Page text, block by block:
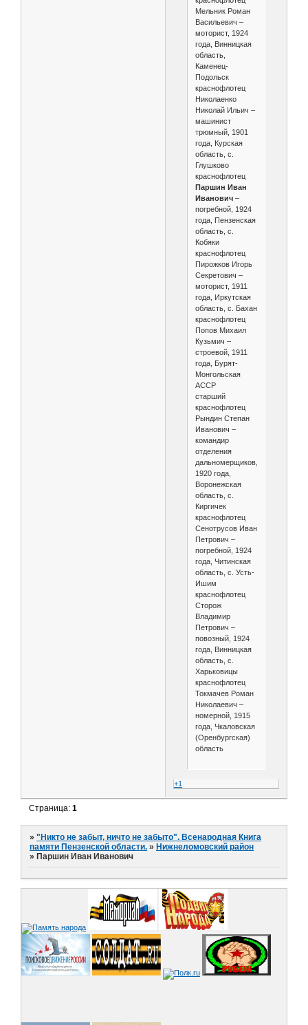
Мельник Роман
Васильевич –
моторист, 1924
года, Винницкая
область,
Каменец-
Подольск
краснофлотец
Николаенко
Николай Ильич –
машинист
трюмный, 1901
года, Курская
область, с.
Глушково
краснофлотец
Паршин Иван
Иванович–
погребной, 1924
года, Пензенская
область, с.
Кобяки
краснофлотец
Пирожков Игорь
Секретович –
моторист, 1911
года, Иркутская
область, с. Бахан
краснофлотец
Попов Михаил
Кузьмич –
строевой, 1911
года, Бурят-
Монгольская
АССР
старший
краснофлотец
Рындин Степан
Иванович –
командир
отделения
дальномерщиков,
1920 года,
Воронежская
область, с.
Киргичек
краснофлотец
Сенотрусов Иван
Петрович –
погребной, 1924
года, Читинская
область, с. Усть-
Ишим
краснофлотец
Сторож
Владимир
Петрович –
повозный, 1924
года, Винницкая
область, с.
Харьковицы
краснофлотец
Токмачев Роман
Николаевич –
номерной, 1915
года, Чкаловская
(Оренбургская)
область
+1
Страница:1
»"Никто не забыт, ничто не забыто". Всенародная Книга
памяти Пензенской области. »Нижнеломовский район
»Паршин Иван Иванович